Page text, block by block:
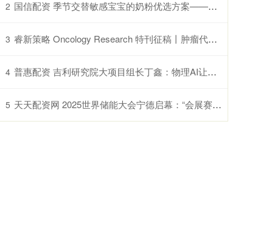
2 国信配资 季节交替敏感宝宝的奶粉优选方案——雀巢超启能恩，守护脆弱肠胃
3 睿新策略 Oncology Research 特刊征稿丨肿瘤代谢异质性：机制、生物标志物与治疗意义_研究
4 普惠配资 吉利研究院大项目组长丁鑫：物理AI让汽车从智能载具变为智慧生命体
5 天天配资网 2025世界储能大会宁德启幕：“会展赛”联动破局产业痛点，9项重磅成果勾勒零碳路线图